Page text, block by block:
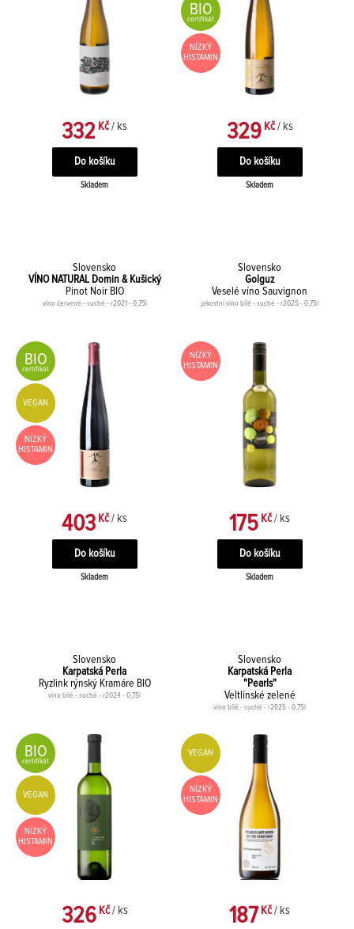
332 Kč / ks
Skladem
BIO
certifikát
NÍZKÝ
HISTAMIN
329Kč / ks
Skladem
Slovensko
VÍNO NATURAL Domin & Kušický
Pinot Noir BIO
víno červené - suché - r2021 - 0,75l
BIO
certifikát
VEGAN
NÍZKÝ
HISTAMIN
403 Kč / ks
Skladem
Slovensko
Golguz
Veselé víno Sauvignon
jakostní víno bílé - suché - r2025 - 0,75l
NÍZKÝ
HISTAMIN
175 Kč / ks
Skladem
Slovensko
Karpatská Perla
Ryzlink rýnský Kramáre BIO
víno bílé - suché - r2024 - 0,75l
BIO
certifikát
VEGAN
NÍZKÝ
HISTAMIN
326 Kč / ks
Slovensko
Karpatská Perla
"Pearls"
Veltlínské zelené
víno bílé - suché - r2025 - 0,75l
VEGAN
NÍZKÝ
HISTAMIN
187Kč / ks